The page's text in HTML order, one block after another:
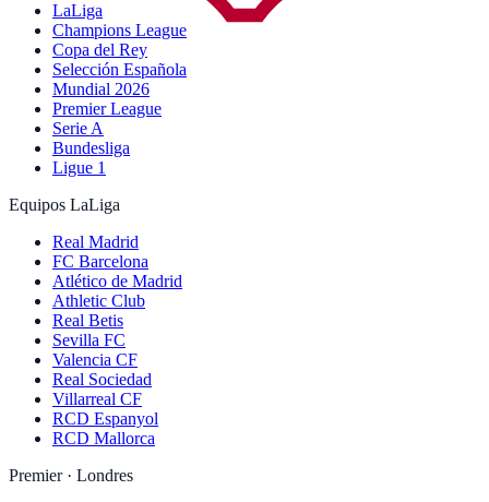
LaLiga
Champions League
Copa del Rey
Selección Española
Mundial 2026
Premier League
Serie A
Bundesliga
Ligue 1
Equipos LaLiga
Real Madrid
FC Barcelona
Atlético de Madrid
Athletic Club
Real Betis
Sevilla FC
Valencia CF
Real Sociedad
Villarreal CF
RCD Espanyol
RCD Mallorca
Premier · Londres